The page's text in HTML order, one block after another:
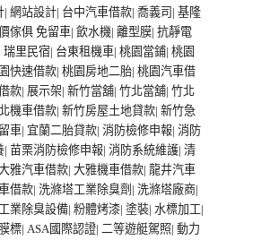
| 網站設計| 台中汽車借款| 喬義司 | 基隆
傢俱 免留車| 飲水機| 離型膜| 抗靜電
瑞里民宿| 台東租機車| 桃園當鋪| 桃園
快速借款| 桃園房地二胎| 桃園汽車借
款| 展示架| 新竹當舖| 竹北當舖| 竹北
機車借款| 新竹房屋土地貸款| 新竹急
車| 宜蘭二胎貸款| 消防檢修申報| 消防
| 苗栗消防檢修申報| 消防系統維護| 清
雅汽車借款| 大雅機車借款| 龍井汽車
借款| 洗滌塔工業除臭劑 | 洗滌塔廠商|
工業除臭設備| 粉體烤漆| 塗裝| 水標加工|
標| ASA國際認證| 二等遊艇駕照| 動力